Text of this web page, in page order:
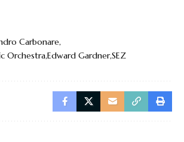
Carbonare
OrchestraEdward GardnerSEZ